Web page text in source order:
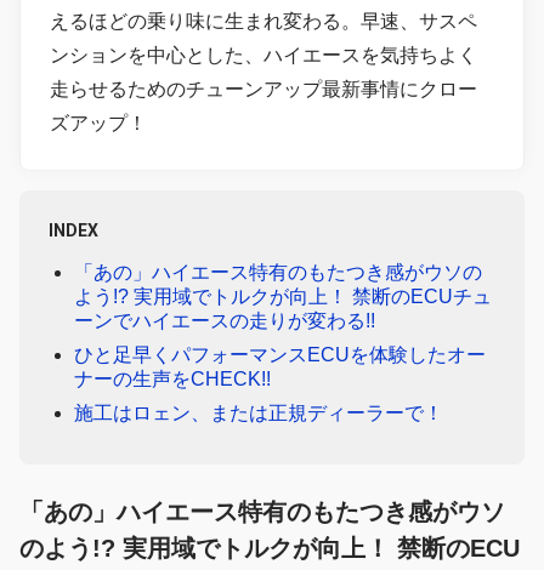
えるほどの乗り味に生まれ変わる。早速、サスペ
ンションを中心とした、ハイエースを気持ちよく
走らせるためのチューンアップ最新事情にクロー
ズアップ！
INDEX
「あの」ハイエース特有のもたつき感がウソの
よう!? 実用域でトルクが向上！ 禁断のECUチュ
ーンでハイエースの走りが変わる!!
ひと足早くパフォーマンスECUを体験したオー
ナーの生声をCHECK!!
施工はロェン、または正規ディーラーで！
「あの」ハイエース特有のもたつき感がウソ
のよう!? 実用域でトルクが向上！ 禁断のECU